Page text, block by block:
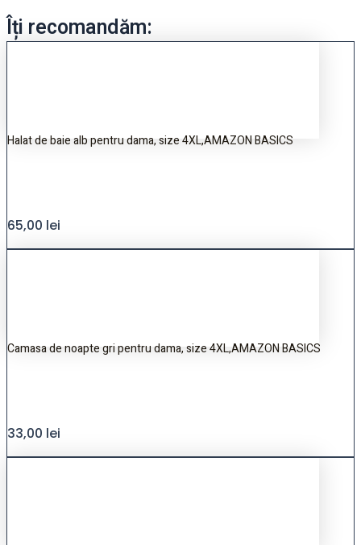
Îți recomandăm:
Halat de baie alb pentru dama, size 4XL,AMAZON BASICS
65,00 lei
Camasa de noapte gri pentru dama, size 4XL,AMAZON BASICS
33,00 lei